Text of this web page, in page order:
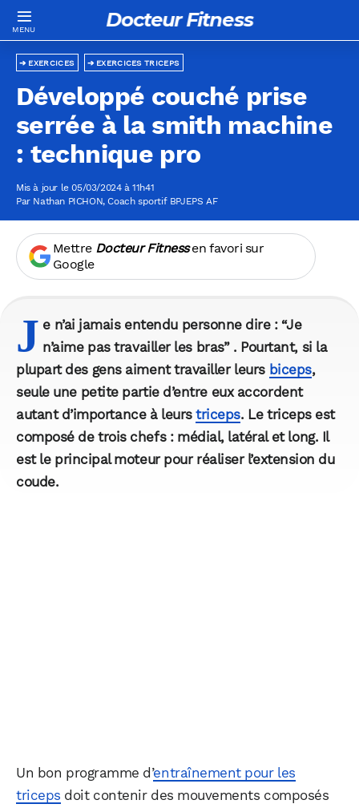
Docteur Fitness
EXERCICES TRICEPS
EXERCICES
Développé couché prise
serrée à la smith machine
: technique pro
Mis à jour le 05/03/2024 à 11h41
Par Nathan PICHON, Coach sportif BPJEPS AF
Mettre Docteur Fitnessen favori sur
Google
J e n’ai jamais entendu personne dire : “Je
n’aime pas travailler les bras” . Pourtant, si la
plupart des gens aiment travailler leurs biceps,
seule une petite partie d’entre eux accordent
autant d’importance à leurstriceps. Le triceps est
composé de trois chefs : médial, latéral et long. Il
est le principal moteur pour réaliser l’extension du
coude.
Un bon programme d’entraînement pour les
triceps doit contenir des mouvements composés